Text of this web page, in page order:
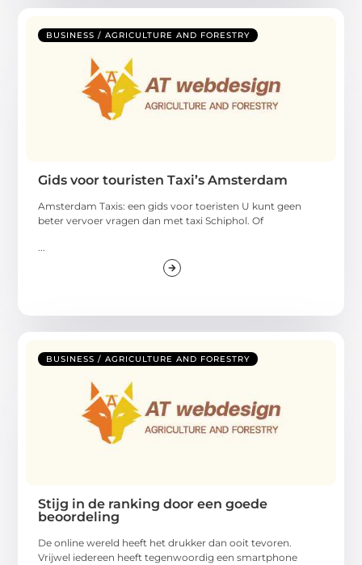
BUSINESS / AGRICULTURE AND FORESTRY
Gids voor touristen Taxi’s Amsterdam
Amsterdam Taxis: een gids voor toeristen U kunt geen
beter vervoer vragen dan met taxi Schiphol. Of
BUSINESS / AGRICULTURE AND FORESTRY
Stijg in de ranking door een goede
beoordeling
De online wereld heeft het drukker dan ooit tevoren.
Vrijwel iedereen heeft tegenwoordig een smartphone